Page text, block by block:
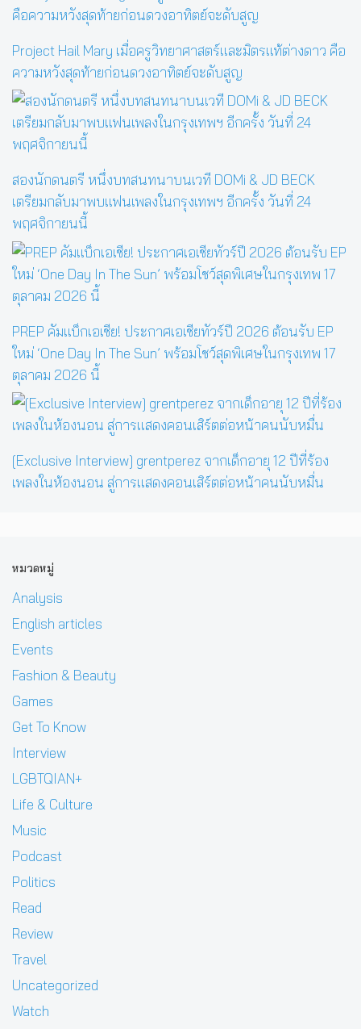
Project Hail Mary เมื่อครูวิทยาศาสตร์และมิตรแท้ต่างดาว คือ
ความหวังสุดท้ายก่อนดวงอาทิตย์จะดับสูญ
สองนักดนตรี หนึ่งบทสนทนาบนเวที DOMi & JD BECK
เตรียมกลับมาพบแฟนเพลงในกรุงเทพฯ อีกครั้ง วันที่ 24
พฤศจิกายนนี้
PREP คัมแบ็กเอเชีย! ประกาศเอเชียทัวร์ปี 2026 ต้อนรับ EP
ใหม่ ‘One Day In The Sun’ พร้อมโชว์สุดพิเศษในกรุงเทพ 17
ตุลาคม 2026 นี้
[Exclusive Interview] grentperez จากเด็กอายุ 12 ปีที่ร้อง
เพลงในห้องนอน สู่การแสดงคอนเสิร์ตต่อหน้าคนนับหมื่น
หมวดหมู่
Analysis
English articles
Events
Fashion & Beauty
Games
Get To Know
Interview
LGBTQIAN+
Life & Culture
Music
Podcast
Politics
Read
Review
Travel
Uncategorized
Watch